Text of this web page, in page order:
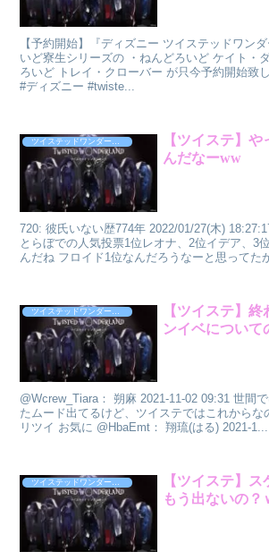
【予約開始】『ディズニー ツイステッドワン
いど寮生シリーズの ・ねんどろいど ケイト・
ろいど トレイ・クローバー が只今予約開始致
#ディズニー #twiste...
ツイステッドワンダーランド
【ツイステ】
んだなーww
720: 彼氏いない歴774年 2022/01/27(木)
とらぼでの人気投票1位レオナ、2位イデア、3
んだね フロイド1位なんだろうなーと思ってた
ツイステッドワンダーランド
【ツイステ】
ンイベについて
@Wcrew_Tiara： 朔麻 2021-11-02 09:31 世間
たムード出てるけど、ツイステではこれからな
リツイ お気に @HbaEmt： 翔琉(はる) 2021-1...
【ツイステ】
もう出ないの？